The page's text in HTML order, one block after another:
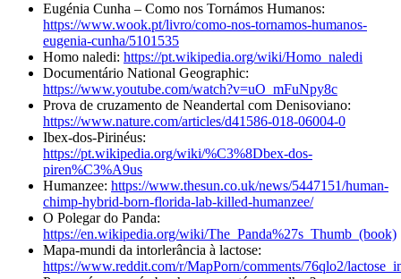
Eugénia Cunha – Como nos Tornámos Humanos:
https://www.wook.pt/livro/como-nos-tornamos-humanos-
eugenia-cunha/5101535
Homo naledi: https://pt.wikipedia.org/wiki/Homo_naledi
Documentário National Geographic:
https://www.youtube.com/watch?v=uO_mFuNpy8c
Prova de cruzamento de Neandertal com Denisoviano:
https://www.nature.com/articles/d41586-018-06004-0
Ibex-dos-Pirinéus:
https://pt.wikipedia.org/wiki/%C3%8Dbex-dos-
piren%C3%A9us
Humanzee: https://www.thesun.co.uk/news/5447151/human-
chimp-hybrid-born-florida-lab-killed-humanzee/
O Polegar do Panda:
https://en.wikipedia.org/wiki/The_Panda%27s_Thumb_(book)
Mapa-mundi da intorlerância à lactose:
https://www.reddit.com/r/MapPorn/comments/76qlo2/